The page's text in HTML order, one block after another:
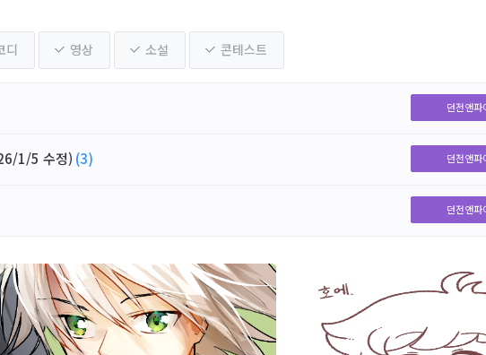
디 영상 소설 콘테스트
던전앤파
1/5 수정) (3) 던전앤파
던전앤파